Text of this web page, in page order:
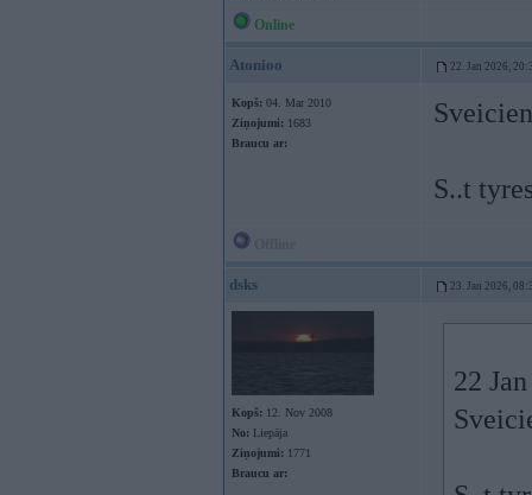
Online
Atonioo 22. Jan 2026,
Kopš: 04. Mar 2010
Ziņojumi: 1683
Braucu ar:
S..t
dsks 23. Jan 2026,
Kopš: 12. Nov 2008
No: Liepāja
Ziņojumi: 1771
Braucu ar:
22